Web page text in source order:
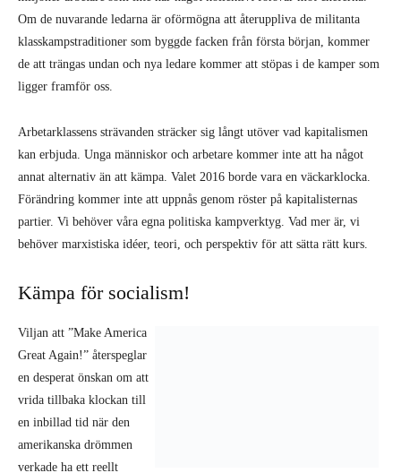
Förändring kommer inte att uppnås genom röster på kapitalisternas
partier. Vi behöver våra egna politiska kampverktyg. Vad mer är, vi
behöver marxistiska idéer, teori, och perspektiv för att sätta rätt kurs.
Viljan att ”Make America
Great Again!” återspeglar
en desperat önskan om att
vrida tillbaka klockan till
en inbillad tid när den
verkade ha ett reellt
särskilt ”great” under kapitalismen. Det finns bara en väg framåt: att
göra hela världen ”great” genom socialism.
Många människor är av förståeliga skäl demoraliserade, nedslagna och
äcklade. Men det finns ingen tid att förlora. Vi måste vända vår ilska
till handling. Men för att vår handling ska vara effektiv, måste vi vara
organiserade och beväpnade med ett program och en plan. Det är